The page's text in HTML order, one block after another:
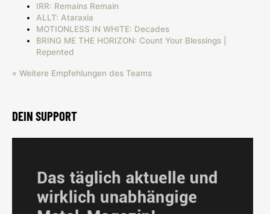
IRR: Remains Remain
ALLT: Ataraxia
MOTIONLESS IN WHITE: Decades
BRING ME THE HORIZON: Count Your Blessings |
Repented
» Weitere Empfehlungen des Teams
DEIN SUPPORT